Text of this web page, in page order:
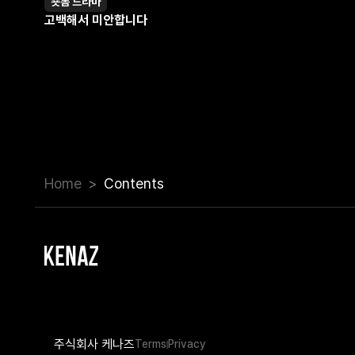
영상
고백해서 미안합니다
Home Contents
주식회사 케나즈Terms Privacy